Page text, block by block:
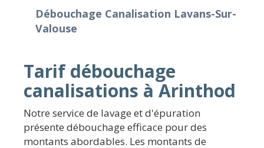
Débouchage Canalisation Lavans-Sur-
Valouse
Tarif débouchage
canalisations à Arinthod
Notre service de lavage et d'épuration
présente débouchage efficace pour des
montants abordables. Les montants de